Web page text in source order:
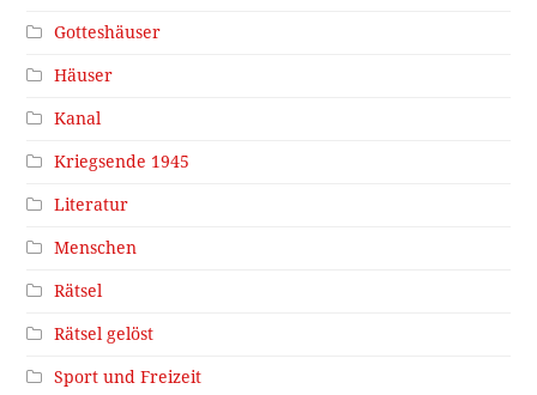
Gotteshäuser
Häuser
Kanal
Kriegsende 1945
Literatur
Menschen
Rätsel
Rätsel gelöst
Sport und Freizeit